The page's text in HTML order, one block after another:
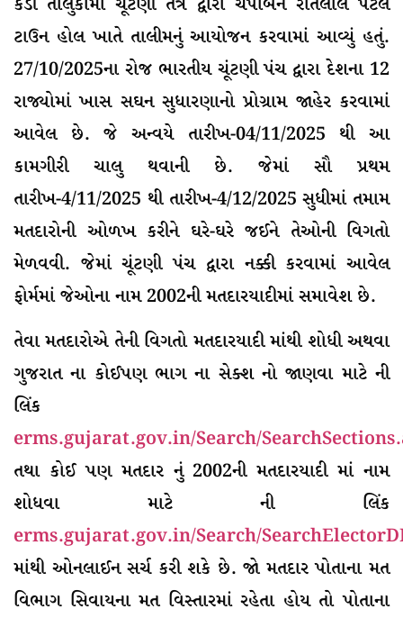
ટાઉન હોલ ખાતે તાલીમનું આયોજન કરવામાં આવ્યું હતું.
27/10/2025ના રોજ ભારતીય ચૂંટણી પંચ દ્વારા દેશના 12
રાજ્યોમાં ખાસ સઘન સુધારણાનો પ્રોગ્રામ જાહેર કરવામાં
આવેલ છે. જે અન્વયે તારીખ-04/11/2025 થી આ
કામગીરી ચાલુ થવાની છે. જેમાં સૌ પ્રથમ
તારીખ-4/11/2025 થી તારીખ-4/12/2025 સુધીમાં તમામ
મતદારોની ઓળખ કરીને ઘરે-ઘરે જઈને તેઓની વિગતો
મેળવવી. જેમાં ચૂંટણી પંચ દ્વારા નક્કી કરવામાં આવેલ
ફોર્મમાં જેઓના નામ 2002ની મતદારયાદીમાં સમાવેશ છે.
તેવા મતદારોએ તેની વિગતો મતદારયાદી માંથી શોધી અથવા
ગુજરાત ના કોઈપણ ભાગ ના સેક્શ નો જાણવા માટે ની
લિંક
erms.gujarat.gov.in/Search/
તથા કોઈ પણ મતદાર નું 2002ની મતદારયાદી માં નામ
શોધવા માટે ની લિંક
erms.gujarat.gov.in/Search/
માંથી ઓનલાઈન સર્ચ કરી શકે છે. જો મતદાર પોતાના મત
વિભાગ સિવાયના મત વિસ્તારમાં રહેતા હોય તો પોતાના